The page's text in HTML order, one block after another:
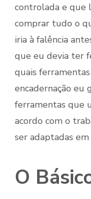
controlada e que
comprar tudo o
iria à falência
que eu devia ter
quais
encadernação eu
ferramentas que
acordo com o
ser adaptadas
O